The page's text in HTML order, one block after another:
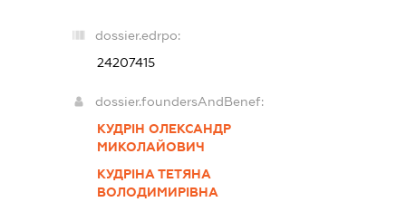
dossier.edrpo:
24207415
dossier.foundersAndBenef:
КУДРІН ОЛЕКСАНДР
МИКОЛАЙОВИЧ
КУДРІНА ТЕТЯНА
ВОЛОДИМИРІВНА